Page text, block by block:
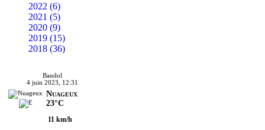
2022 (6)
2021 (5)
2020 (9)
2019 (15)
2018 (36)
Bandol
4 juin 2023, 12:31
Nuageux
23°C
11 km/h